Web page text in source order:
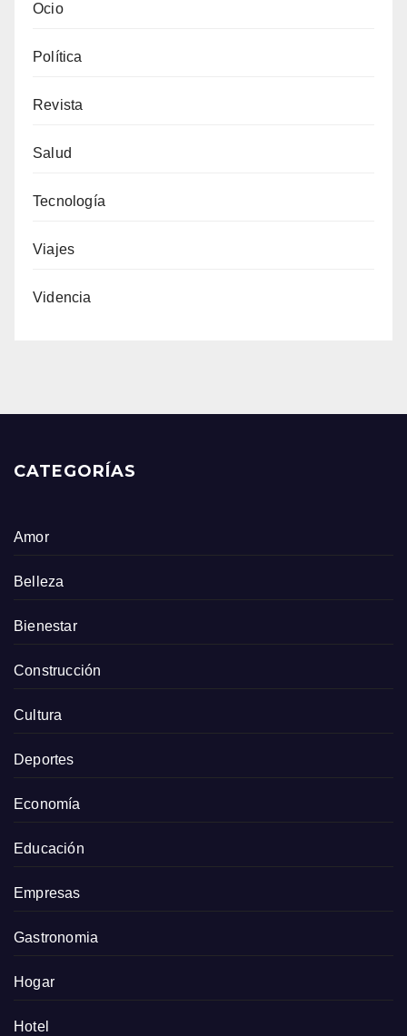
Ocio
Política
Revista
Salud
Tecnología
Viajes
Videncia
CATEGORÍAS
Amor
Belleza
Bienestar
Construcción
Cultura
Deportes
Economía
Educación
Empresas
Gastronomia
Hogar
Hotel